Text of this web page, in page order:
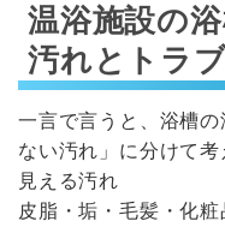
温浴施設の
汚れとトラ
一言で言うと、浴槽の
ない汚れ」に分けて考
見える汚れ
皮脂・垢・毛髪・化